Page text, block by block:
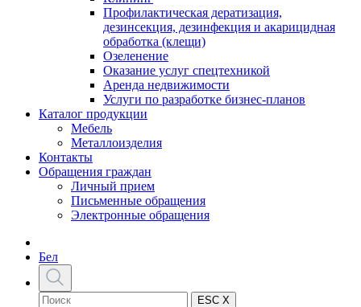
Профилактическая дератизация,
дезинсекция, дезинфекция и акарицидная
обработка (клещи)
Озеленение
Оказание услуг спецтехникой
Аренда недвижимости
Услуги по разработке бизнес-планов
Каталог продукции
Мебель
Металлоизделия
Контакты
Обращения граждан
Личный прием
Письменные обращения
Электронные обращения
Бел
ESC X